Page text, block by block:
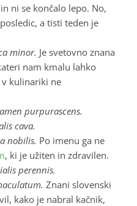
ni se končalo lepo. No,
a tisti teden je
minor. Je svetovno znana
nam kmalu lahko
v kulinariki ne
purpurascens.
cava.
nobilis. Po imenu ga ne
, ki je užiten in zdravilen.
perennis.
Znani slovenski
kako je nabral kačnik,